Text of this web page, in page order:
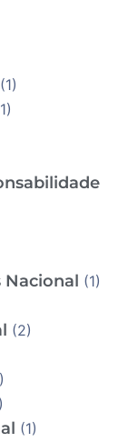
(1)
Nacional (1)
(2)
(1)